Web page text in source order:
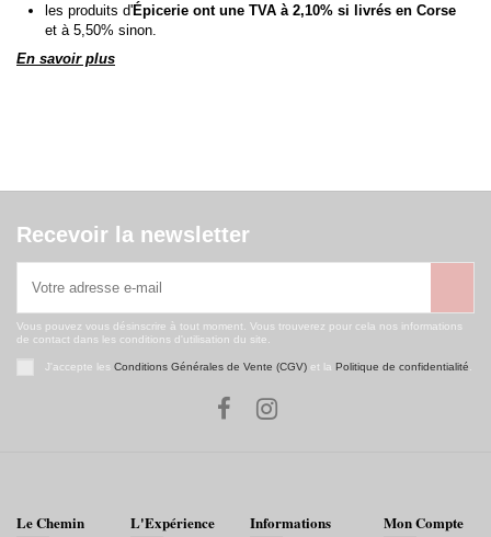
les produits d'Épicerie ont une TVA à 2,10% si livrés en Corse
et à 5,50% sinon.
En savoir plus
Recevoir la newsletter
Vous pouvez vous désinscrire à tout moment. Vous trouverez pour cela nos informations
de contact dans les conditions d'utilisation du site.
J'accepte les Conditions Générales de Vente (CGV)et la Politique de confidentialité
Le Chemin L'Expérience Informations Mon Compte